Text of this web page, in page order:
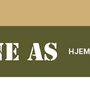
HJEM